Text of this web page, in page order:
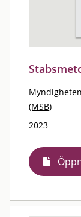
(MSB)
2023